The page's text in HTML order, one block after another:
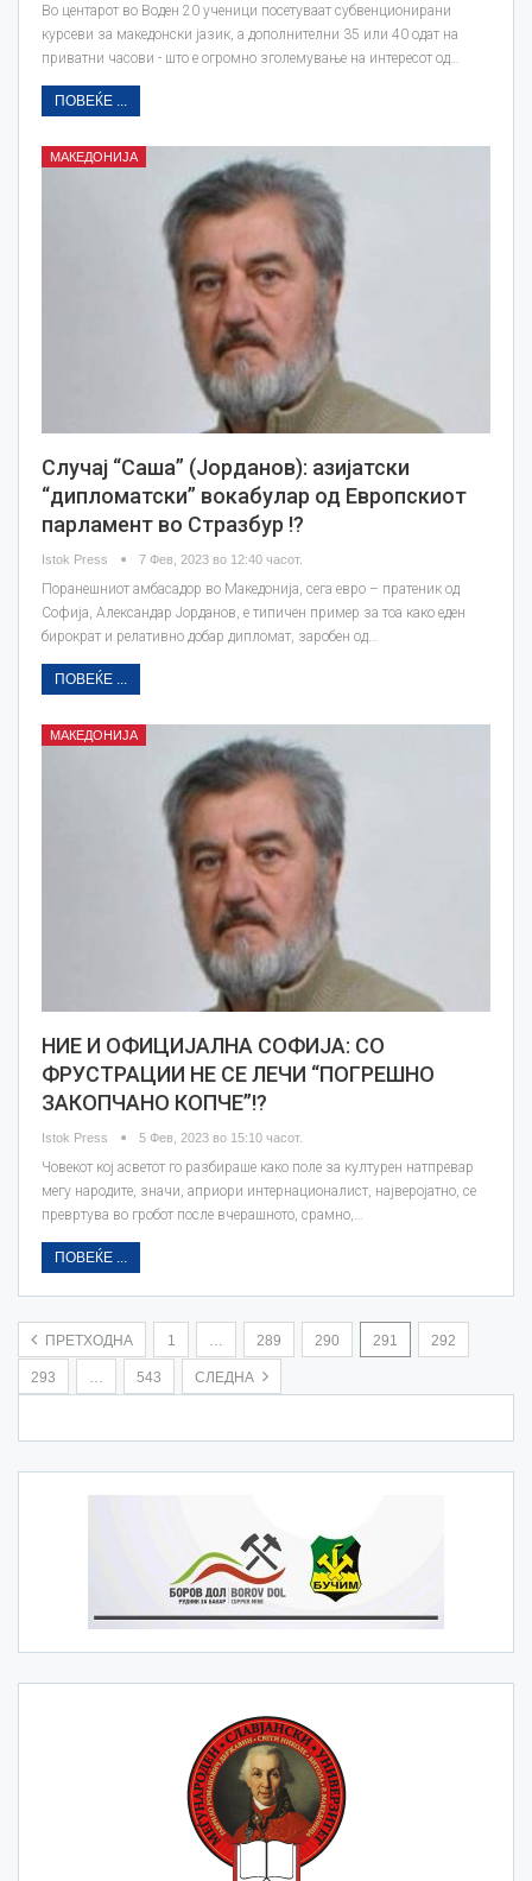
Во центарот во Воден 20 ученици посетуваат субвенционирани
курсеви за македонски јазик, а дополнителни 35 или 40 одат на
приватни часови - што е огромно зголемување на интересот од…
ПОВЕЌЕ ...
МАКЕДОНИЈА
Случај “Саша” (Јорданов): азијатски
“дипломатски” вокабулар од Европскиот
парламент во Стразбур !?
Istok Press 7 Фев, 2023 во 12:40 часот.
Поранешниот амбасадор во Македонија, сега евро – пратеник од
Софија, Александар Јорданов, е типичен пример за тоа како еден
бирократ и релативно добар дипломат, заробен од…
ПОВЕЌЕ ...
МАКЕДОНИЈА
НИЕ И ОФИЦИЈАЛНА СОФИЈА: СО
ФРУСТРАЦИИ НЕ СЕ ЛЕЧИ “ПОГРЕШНО
ЗАКОПЧАНО КОПЧЕ”!?
Istok Press 5 Фев, 2023 во 15:10 часот.
Човекот кој асветот го разбираше како поле за културен натпревар
мегу народите, значи, априори интернационалист, најверојатно, се
превртува во гробот после вчерашното, срамно,…
ПОВЕЌЕ ...
ПРЕТХОДНА 1 289 290 291 292
293 543 СЛЕДНА